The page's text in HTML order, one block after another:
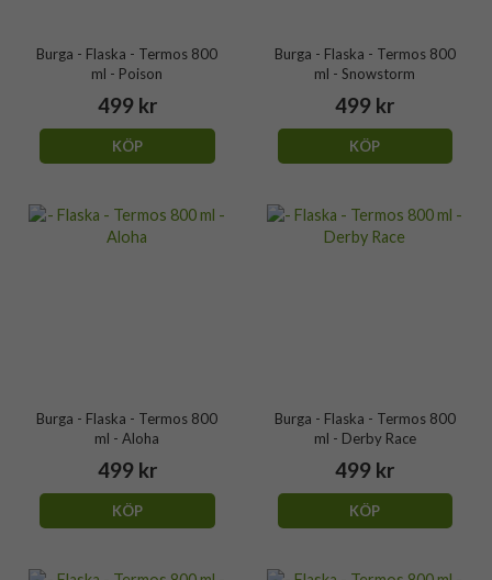
Burga - Flaska - Termos 800
ml - Poison
499 kr
KÖP
Burga - Flaska - Termos 800
ml - Snowstorm
499 kr
KÖP
Burga - Flaska - Termos 800
ml - Aloha
499 kr
KÖP
Burga - Flaska - Termos 800
ml - Derby Race
499 kr
KÖP